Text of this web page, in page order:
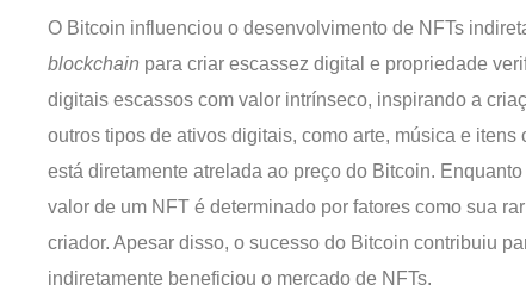
O Bitcoin influenciou o desenvolvimento de NFTs
blockchain para criar escassez digital e propriedade
digitais escassos com valor intrínseco, inspirando a
outros tipos de ativos digitais, como arte, música e
está diretamente atrelada ao preço do Bitcoin.
valor de um NFT é determinado por fatores como sua
criador. Apesar disso, o sucesso do Bitcoin contribuiu
indiretamente beneficiou o mercado de NFTs.